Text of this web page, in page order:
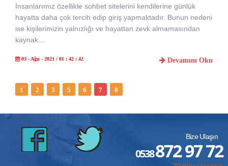
İnsanlarımız özellikle sohbet sitelerini kendilerine günlük
hayatta daha çok tercih edip giriş yapmaktadır. Bunun nedeni
ise kişilerimizin yalnızlığı ve hayattan zevk almamasından
kaynak...
Devamını Oku
03 - Ağu - 2021 / 01 : 42 : 42
1 2 3 5 6 7 8
Bize Ulaşın
0538872 97 72